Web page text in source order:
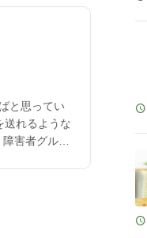
と思ってい
送れるような
害者グルー
人で地域交